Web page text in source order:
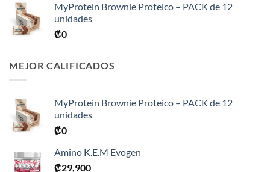
MyProtein Brownie Proteico – PACK de 12
unidades
₡0
MEJOR CALIFICADOS
MyProtein Brownie Proteico – PACK de 12
unidades
₡0
Amino K.E.M Evogen
₡29,900